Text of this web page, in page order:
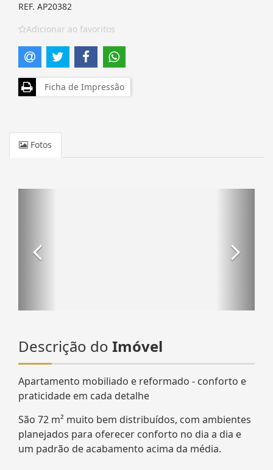
REF. AP20382
Adicionar ao favoritos
Ficha de Impressão
Fotos
Descrição do Imóvel
Apartamento mobiliado e reformado - conforto e
praticidade em cada detalhe
São 72 m² muito bem distribuídos, com ambientes
planejados para oferecer conforto no dia a dia e
um padrão de acabamento acima da média.